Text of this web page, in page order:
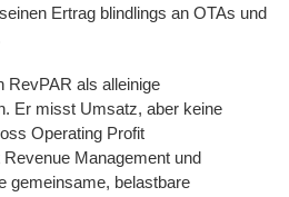
Ertrag blindlings an OTAs und
RevPAR als alleinige
Er misst Umsatz, aber keine
Operating Profit
Management und
gemeinsame, belastbare